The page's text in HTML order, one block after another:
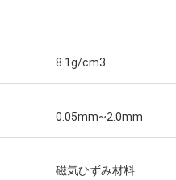
8.1g/cm3
0.05mm~2.0mm
磁気ひずみ材料